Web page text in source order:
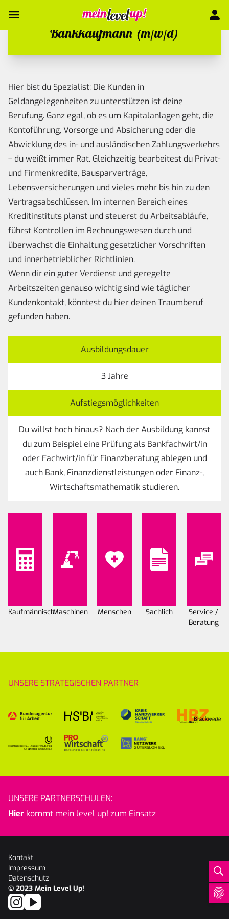
Bankkaufmann (m/w/d)
Hier bist du Spezialist: Die Kunden in
Geldangelegenheiten zu unterstützen ist deine
Berufung. Ganz egal, ob es um Kapitalanlagen geht, die
Kontoführung, Vorsorge und Absicherung oder die
Abwicklung des in- und ausländischen Zahlungsverkehrs
– du weißt immer Rat. Gleichzeitig bearbeitest du Privat-
und Firmenkredite, Bausparverträge,
Lebensversicherungen und vieles mehr bis hin zu den
Vertragsabschlüssen. Im internen Bereich eines
Kreditinstituts planst und steuerst du Arbeitsabläufe,
führst Kontrollen im Rechnungswesen durch und
überwachst die Einhaltung gesetzlicher Vorschriften
und innerbetrieblicher Richtlinien.
Wenn dir ein guter Verdienst und geregelte
Arbeitszeiten genauso wichtig sind wie täglicher
Kundenkontakt, könntest du hier deinen Traumberuf
gefunden haben.
Ausbildungsdauer
3 Jahre
Aufstiegsmöglichkeiten
Du willst hoch hinaus? Nach der Ausbildung kannst
du zum Beispiel eine Prüfung als Bankfachwirt/in
oder Fachwirt/in für Finanzberatung ablegen und
auch Bank, Finanzdienstleistungen oder Finanz-,
Wirtschaftsmathematik studieren.
KaufmännischMaschinen Menschen Sachlich
Service /
Beratung
UNSERE STRATEGISCHEN PARTNER
UNSERE PARTNERSCHULEN:
Hier kommt mein level up! zum Einsatz
Kontakt
Impressum
Datenschutz
© 2023 Mein Level Up!